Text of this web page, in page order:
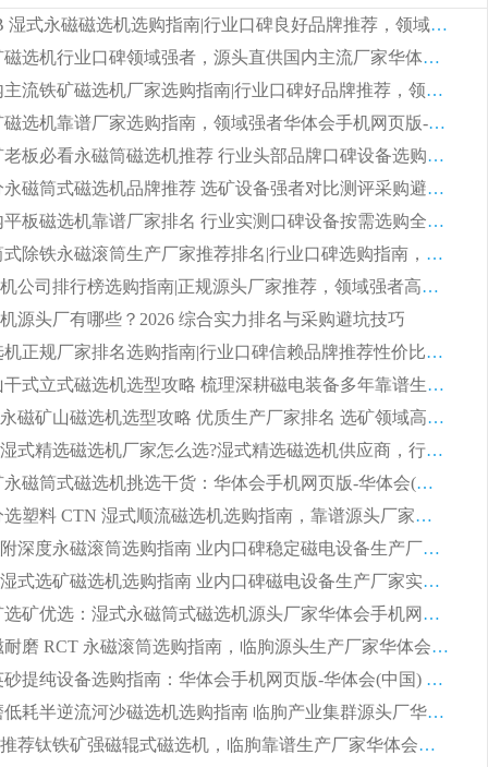
2026 CTB 湿式永磁磁选机选购指南|行业口碑良好品牌推荐，领域强者华体会手机网页版-华体会(中国)
2026 尾矿磁选机行业口碑领域强者，源头直供国内主流厂家华体会手机网页版-华体会(中国) 一站式服务
2026 国内主流铁矿磁选机厂家选购指南|行业口碑好品牌推荐，领域强者华体会手机网页版-华体会(中国)
2026 铁矿磁选机靠谱厂家选购指南，领域强者华体会手机网页版-华体会(中国) 铁矿磁选机性价比高
2026 选矿老板必看永磁筒磁选机推荐 行业头部品牌口碑设备选购全攻略
2026 高分永磁筒式磁选机品牌推荐 选矿设备强者对比测评采购避坑全攻略
2026 国内平板磁选机靠谱厂家排名 行业实测口碑设备按需选购全指南
2026 滚筒式除铁永磁滚筒生产厂家推荐排名|行业口碑选购指南，领域强者源头厂商精选
2026磁选机公司排行榜选购指南|正规源头厂家推荐，领域强者高性价比靠谱信赖品牌
源头厂有哪些？2026 综合实力排名与采购避坑技巧
2026 磁选机正规厂家排名选购指南|行业口碑信赖品牌推荐性价比高靠谱磁电企业
2026 矿山干式立式磁选机选型攻略 梳理深耕磁电装备多年靠谱生产厂商
2026干湿永磁矿山磁选机选型攻略 优质生产厂家排名 选矿领域高口碑品牌推荐指南
2026低耗湿式精​选磁选机厂家怎么选?湿式精选磁选机供应商，行业认可度较高生产厂家华体会手机网页版-华体会(中国) 全面解析
2026 选矿永磁筒式磁选机挑选干货：华体会手机网页版-华体会(中国) 源头厂，绿色高效实力出众
2026 高分选塑料 CTN 湿式顺流磁选机选购指南，靠谱源头厂家华体会手机网页版-华体会(中国) 详解
全磁高吸附深度永磁滚筒选购指南 业内口碑稳定磁电设备生产厂家详细推荐
高回收率湿式选矿磁选机选购指南 业内口碑磁电设备生产厂家实力解析
2026 钛矿选矿优选：湿式永磁筒式磁选机源头厂家华体会手机网页版-华体会(中国) 综合解析
2026 半磁耐磨 RCT 永磁滚筒选购指南，临朐源头生产厂家华体会手机网页版-华体会(中国) 实测分享
2026 石英砂提纯设备选购指南：华体会手机网页版-华体会(中国) 提纯磁选机厂家综合解读
2026 耐磨低耗半逆流河沙磁选机选购指南 临朐产业集群源头厂华体会手机网页版-华体会(中国) 详细解析
2026客户推荐钛铁矿强磁辊式磁选机，临朐靠谱生产厂家华体会手机网页版-华体会(中国) 详解